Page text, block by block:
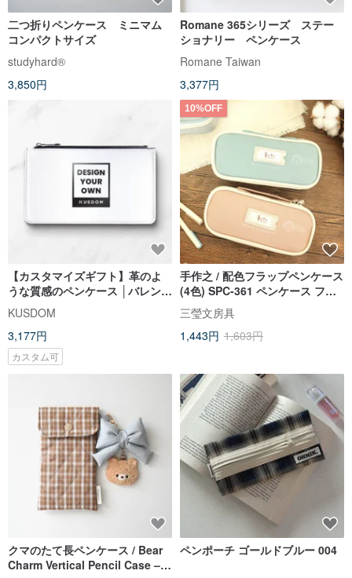
二つ折りペンケース ミニマム
コンパクトサイズ
studyhard®︎
3,850円
Romane 365シリーズ ステー
ショナリー ペンケース
Romane Taiwan
3,377円
【カスタマイズギフト】革のよ
うな質感のペンケース │バレンタ
イン/父の日/誕生日/結婚式の引き
出物
KUSDOM
3,177円
カスタム可
10%OFF
手作之 / 配色フラップペンケース
(4色) SPC-361 ペンケース フリ
ップペンケース
三瑩文房具
1,443円 1,603円
クマのたて長ペンケース / Bear
Charm Vertical Pencil Case –
ペンポーチ ゴールドブルー 004